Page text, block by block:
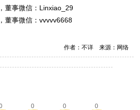
董事微信：Linxiao_29
董事微信：vvvvv6668
作者：不详 来源：网络
0 0 0